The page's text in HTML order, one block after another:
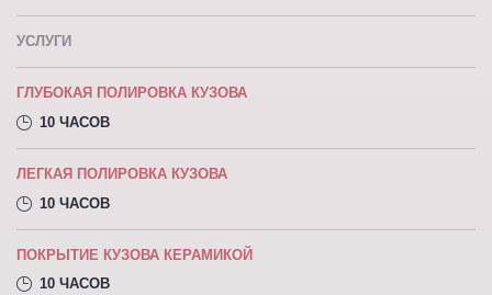
УСЛУГИ
ГЛУБОКАЯ ПОЛИРОВКА КУЗОВА
10 ЧАСОВ
ЛЕГКАЯ ПОЛИРОВКА КУЗОВА
10 ЧАСОВ
ПОКРЫТИЕ КУЗОВА КЕРАМИКОЙ
10 ЧАСОВ